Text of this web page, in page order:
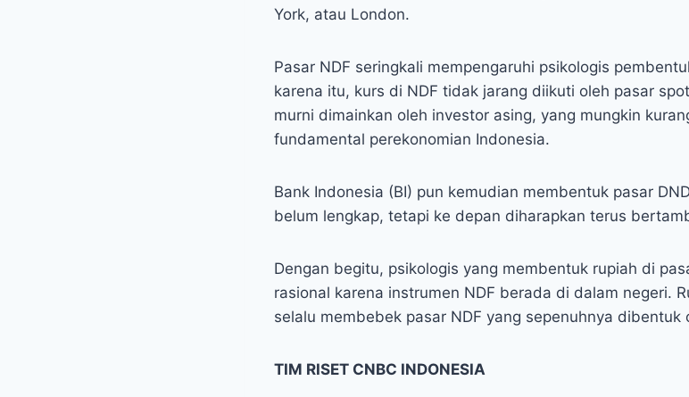
York, atau London.
Pasar NDF seringkali mempengaruhi psikologis
karena itu, kurs di NDF tidak jarang diikuti oleh pasar
murni dimainkan oleh investor asing, yang mungkin
fundamental perekonomian Indonesia.
Bank Indonesia (BI) pun kemudian membentuk pasar
belum lengkap, tetapi ke depan diharapkan terus
Dengan begitu, psikologis yang membentuk rupiah di
rasional karena instrumen NDF berada di dalam negeri.
selalu membebek pasar NDF yang sepenuhnya dibentuk
TIM RISET CNBC INDONESIA